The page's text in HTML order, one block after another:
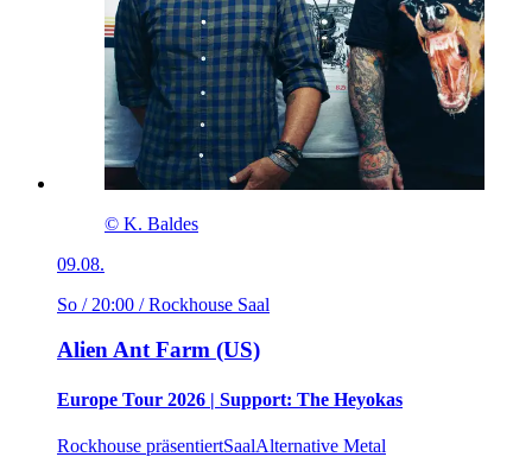
© K. Baldes
09.08.
So / 20:00 / Rockhouse Saal
Alien Ant Farm (US)
Europe Tour 2026 | Support: The Heyokas
Rockhouse präsentiertSaalAlternative Metal